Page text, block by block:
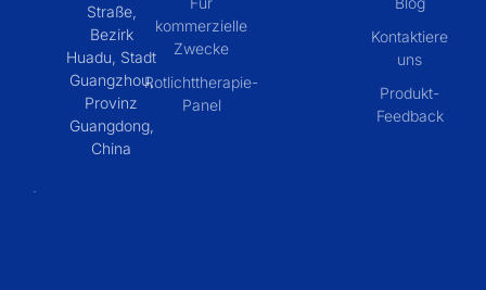
Straße,
Bezirk
Huadu, Stadt
Guangzhou,
Provinz
Guangdong,
China
kommerzielle
Zwecke
Rotlichttherapie-
Panel
Kontaktiere
uns
Produkt-
Feedback